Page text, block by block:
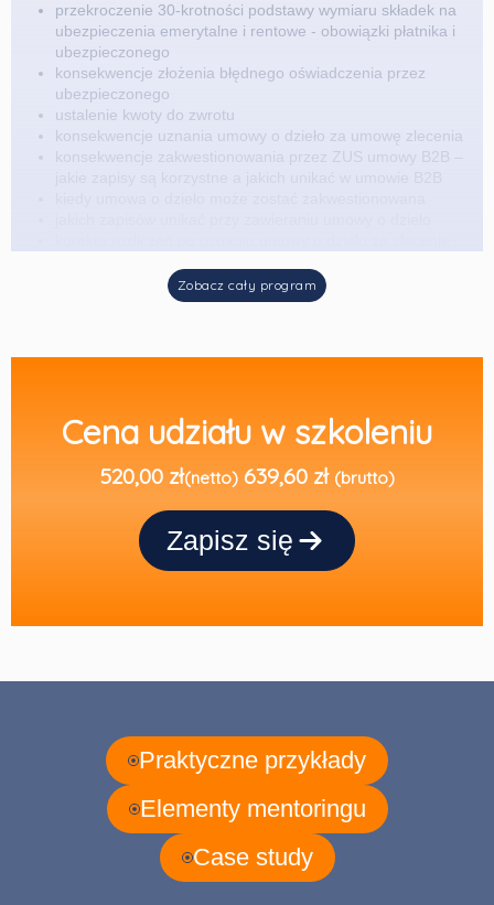
przekroczenie 30-krotności podstawy wymiaru składek na
ubezpieczenia emerytalne i rentowe - obowiązki płatnika i
ubezpieczonego
konsekwencje złożenia błędnego oświadczenia przez
ubezpieczonego
ustalenie kwoty do zwrotu
konsekwencje uznania umowy o dzieło za umowę zlecenia
konsekwencje zakwestionowania przez ZUS umowy B2B –
Zobacz cały program
Cena udziału w szkoleniu
520,00 zł(netto) 639,60 zł (brutto)
Zapisz się
Praktyczne przykłady
Elementy mentoringu
Case study